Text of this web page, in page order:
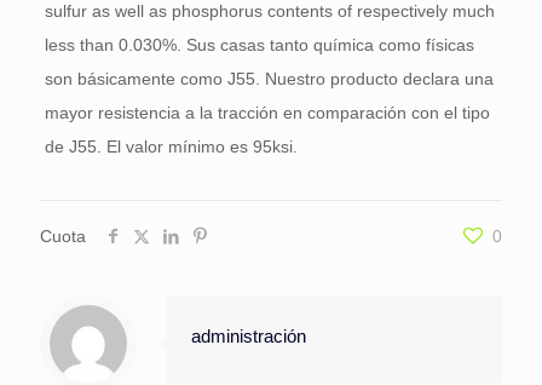
sulfur as well as phosphorus contents of respectively much
less than 0.030%. Sus casas tanto química como físicas
son básicamente como J55. Nuestro producto declara una
mayor resistencia a la tracción en comparación con el tipo
de J55. El valor mínimo es 95ksi.
Cuota 0
administración